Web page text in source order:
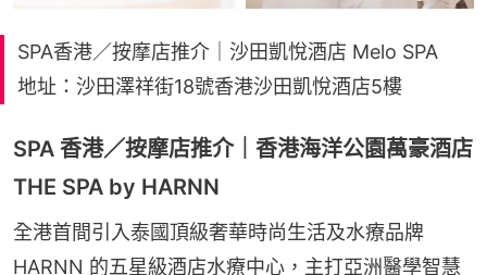
SPA香港／按摩店推介｜沙田凱悅酒店 Melo SPA
地址：沙田澤祥街18號香港沙田凱悅酒店5樓
SPA 香港／按摩店推介｜香港海洋公園萬豪酒店
THE SPA by HARNN
全港首間引入泰國頂級奢華時尚生活及水療品牌
HARNN 的五星級酒店水療中心，主打亞洲醫學智慧